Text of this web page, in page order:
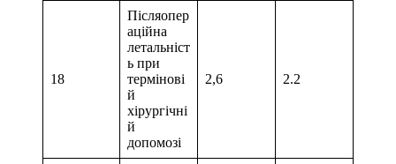
18
Післяопер
аційна
летальніст
ь при
термінові
й
хірургічні
й
допомозі
2,6 2.2